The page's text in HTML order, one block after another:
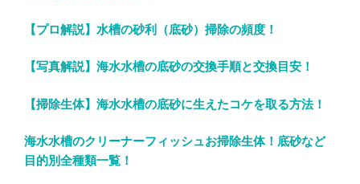
【プロ解説】水槽の砂利（底砂）掃除の頻度！
【写真解説】海水水槽の底砂の交換手順と交換目安！
【掃除生体】海水水槽の底砂に生えたコケを取る方法！
海水水槽のクリーナーフィッシュお掃除生体！底砂など
目的別全種類一覧！